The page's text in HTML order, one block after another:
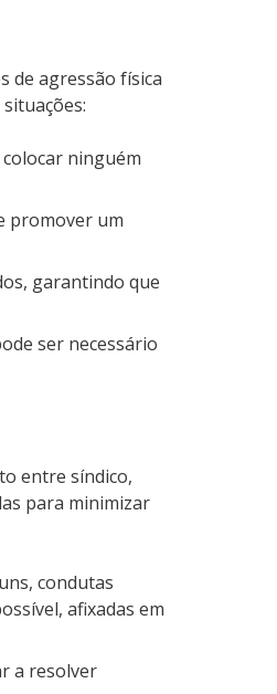
de agressão física
ninguém
promover um
garantindo que
ser necessário
entre síndico,
para minimizar
condutas
afixadas em
a resolver